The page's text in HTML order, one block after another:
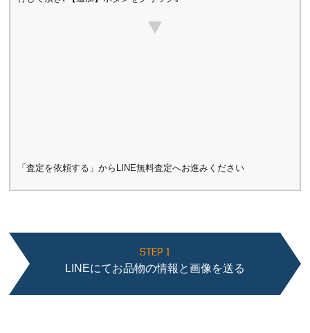
「査定を依頼する」からLINE無料査定へお進みください
STEP 1
LINEにてお品物の情報と画像を送る